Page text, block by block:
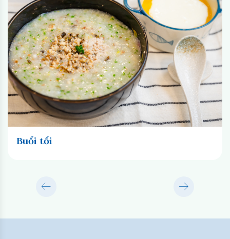
Buổi tối